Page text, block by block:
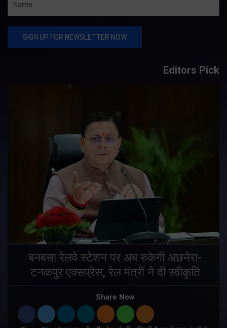
Editors Pick
बनबसा रेलवे स्टेशन पर अब रुकेगी अछनेरा-
टनकपुर एक्सप्रेस, रेल मंत्री ने दी स्वीकृति
Share Now